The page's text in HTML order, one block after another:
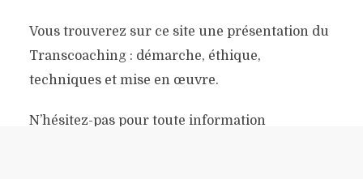
Vous trouverez sur ce site une présentation du
Transcoaching : démarche, éthique,
techniques et mise en œuvre.
N’hésitez-pas pour toute information